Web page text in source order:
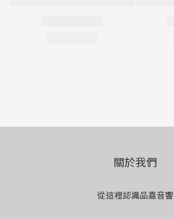
關於我們
從這裡認識品嘉音響